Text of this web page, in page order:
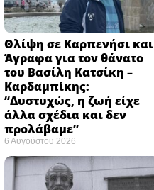
Θλίψη σε Καρπενήσι και
Άγραφα για τον θάνατο
του Βασίλη Κατσίκη –
Καρδαμπίκης:
“Δυστυχώς, η ζωή είχε
άλλα σχέδια και δεν
προλάβαμε”
6 Αυγούστου 2026